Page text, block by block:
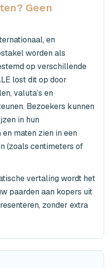
Geen
en
worden als
op verschillende
lost dit op door
valuta’s en
Bezoekers kunnen
in hun
maten zien in een
(zoals centimeters of
vertaling wordt het
paarden aan kopers uit
zonder extra